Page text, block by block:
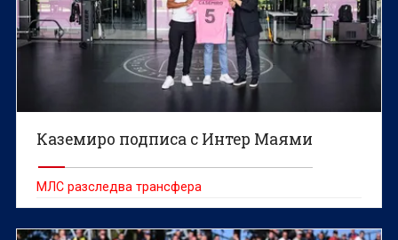
Каземиро подписа с Интер Маями
МЛС разследва трансфера